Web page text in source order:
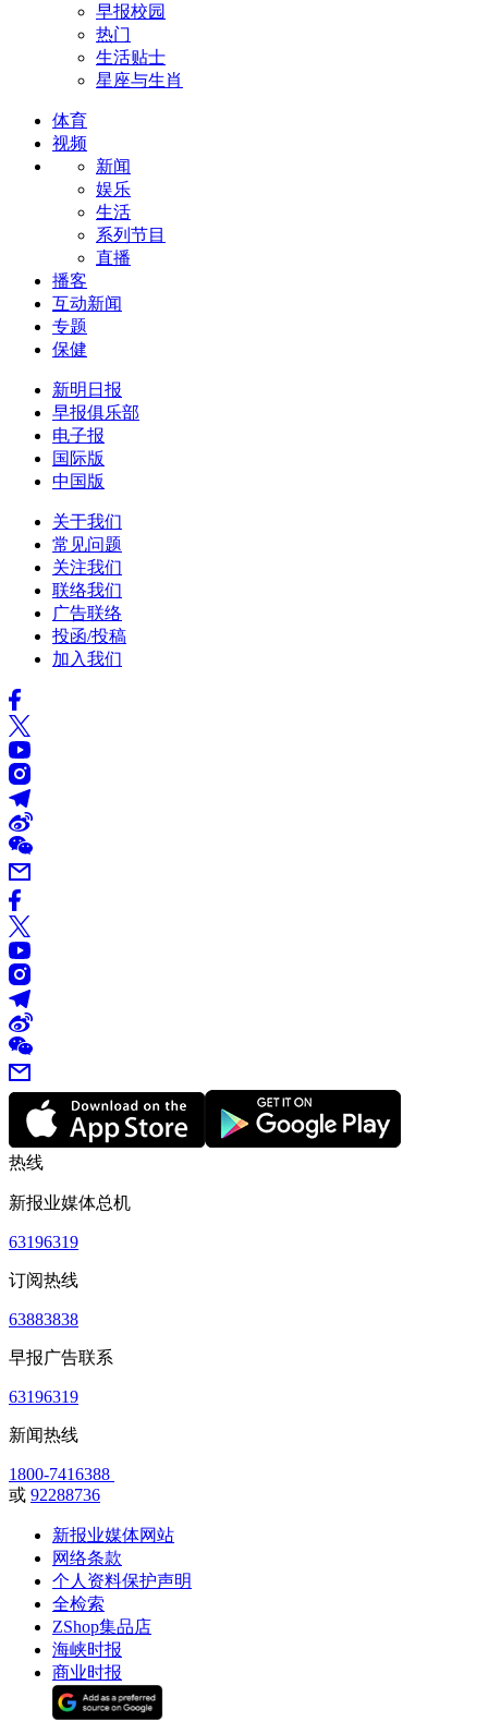
早报校园
热门
生活贴士
星座与生肖
体育
视频
新闻
娱乐
生活
系列节目
直播
播客
互动新闻
专题
保健
新明日报
早报俱乐部
电子报
国际版
中国版
关于我们
常见问题
关注我们
联络我们
广告联络
投函/投稿
加入我们
热线
新报业媒体总机
63196319
订阅热线
63883838
早报广告联系
63196319
新闻热线
1800-7416388
或 92288736
新报业媒体网站
网络条款
个人资料保护声明
全检索
ZShop集品店
海峡时报
商业时报